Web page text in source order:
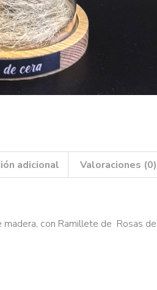
adicional Valoraciones (0)
con Ramillete de Rosas